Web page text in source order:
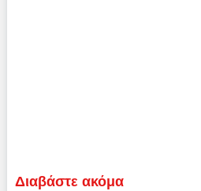
Διαβάστε ακόμα